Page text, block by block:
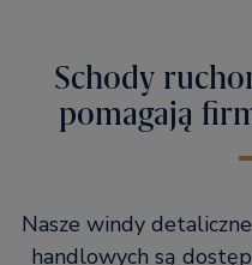
Schody
pomagają
Nasze windy
handlowych są